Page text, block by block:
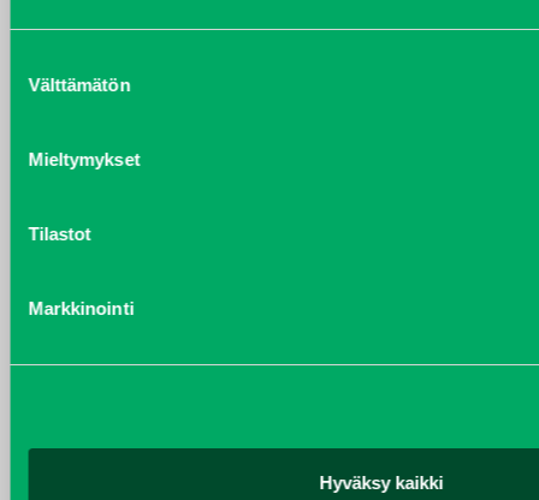
valinta
Välttämätön
Mieltymykset
Tilastot
Markkinointi
Hyväksy kaikki
KIMMO NUUTINEN
Puh 040 4814 189
etunimi.sukunimi@j-trading.fi